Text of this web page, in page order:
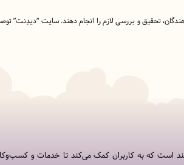
تحقیق و بررسی لازم را انجام دهند. سایت
است که به کاربران کمک می‌کند تا خدمات و